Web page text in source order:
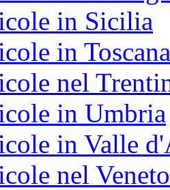
in Sicilia
in Toscana
nel
in Umbria
in Valle
nel Veneto